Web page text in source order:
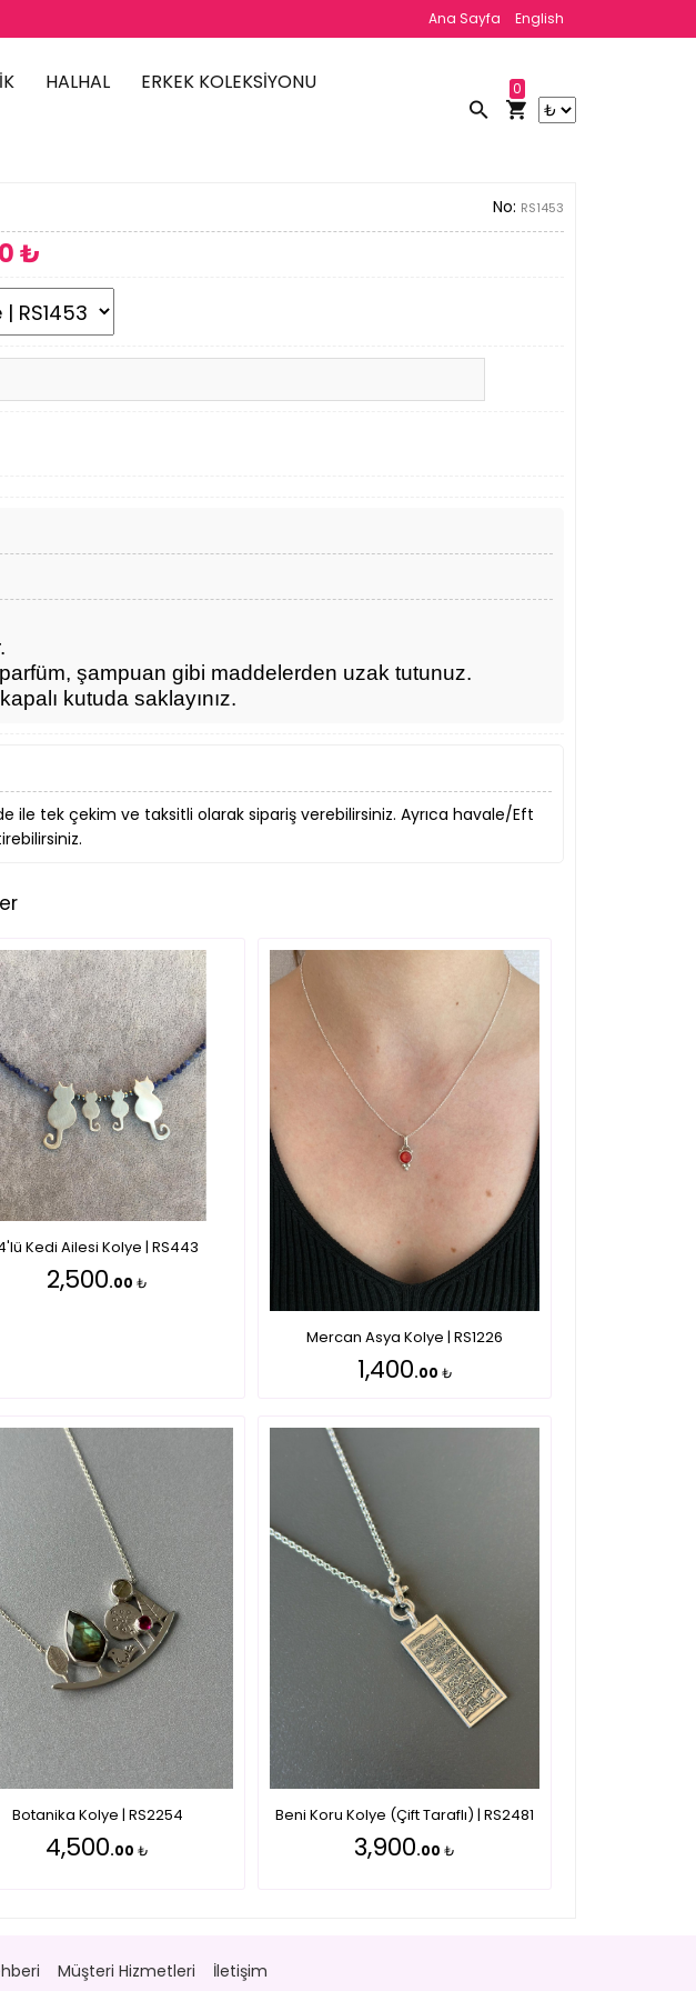
Ana Sayfa English
HALHAL ERKEK KOLEKSİYONU 0
No: RS1453
₺
şampuan gibi maddelerden uzak tutunuz.
kutuda saklayınız.
ile tek çekim ve taksitli olarak sipariş verebilirsiniz. Ayrıca havale/Eft
Kedi Ailesi Kolye | RS443
2,500.00 ₺
Mercan Asya Kolye | RS1226
1,400.00 ₺
Botanika Kolye | RS2254
4,500.00 ₺
Beni Koru Kolye (Çift Taraflı) | RS2481
3,900.00 ₺
Müşteri Hizmetleri İletişim